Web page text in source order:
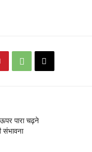
पारा चढ़ने
संभावना